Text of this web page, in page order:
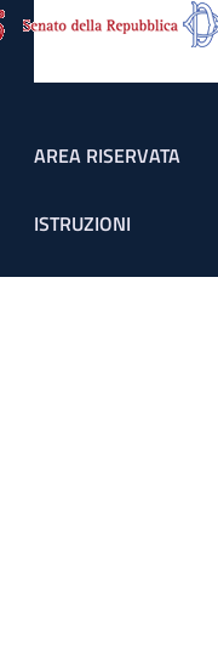
Footer menu
AREA RISERVATA
ISTRUZIONI